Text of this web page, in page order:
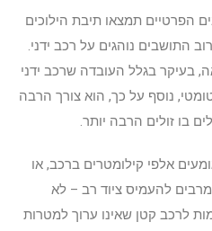
אצל 90% מהרכבים הפרטיים תמצאו תיבת הילוכים
התושבים נוהגים על רכב ידני.
בעיקר בגלל העובדה שרכב ידני
נוסף על כך, הוא צורך הרבה
בו זולים הרבה יותר.
אלפי קילומטרים ברכב, או
להעמיס ציוד רב – לא
לרכב קטן שאינו ערוך למטרות